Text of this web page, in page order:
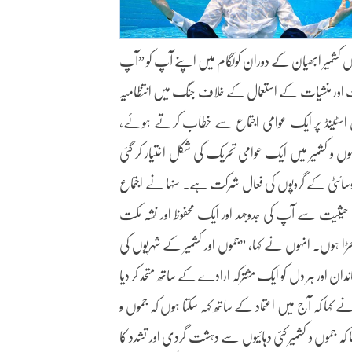
کشمیر ابھیان کے دوران کولگام میں اپنے آپ کو ”آپ
اور منشیات کے استعمال کے خلاف جنگ میں انتظامیہ
اسٹینڈ پر ایک عوامی اجتماع سے خطاب کرتے ہوئے،
مہم جموں و کشمیر میں ایک عوامی تحریک کی شکل اختیار کر گئی
کے گروپوں کی فعال شرکت ہے۔ سنہا نے اجتماع
سے آپ کی جدوجہد اور ایک محفوظ اور نشہ مکت
انہوں نے کہا، ”جموں اور کشمیر کے شہریوں کی
ہر دل کو ایک مشترکہ ارادے کے ساتھ متحد کر دیا
کہ آج میں اعتماد کے ساتھ کہہ سکتا ہوں کہ جموں و
و کشمیر کئی دہائیوں سے دہشت گردی اور تشدد کا